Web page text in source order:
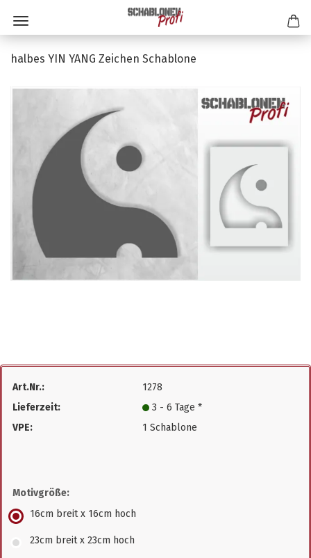
halbes YIN YANG Zeichen Schablone
Art.Nr.:
1278
Lieferzeit:
3 - 6 Tage *
VPE:
1 Schablone
Motivgröße:
16cm breit x 16cm hoch
23cm breit x 23cm hoch